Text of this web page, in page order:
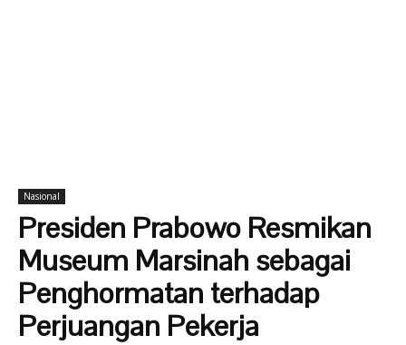
Nasional
Presiden Prabowo Resmikan
Museum Marsinah sebagai
Penghormatan terhadap
Perjuangan Pekerja